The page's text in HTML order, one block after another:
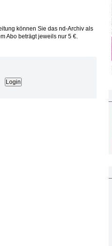
können Sie das nd-Archiv als
Abo beträgt jeweils nur 5 €.